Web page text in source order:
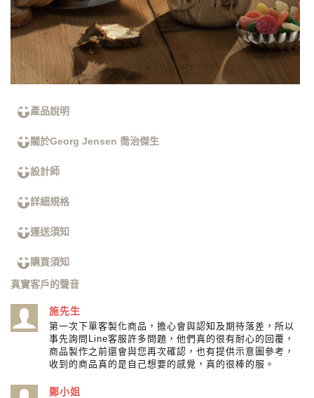
產品說明
關於Georg Jensen 喬治傑生
設計師
詳細規格
運送須知
購買須知
真實客戶的聲音
施先生
第一次下單客製化商品，擔心會與認知及期待落差，所以
事先詢問Line客服許多問題，他們真的很有耐心的回覆，
商品製作之前還會與您再次確認，也有提供示意圖參考，
收到的商品真的是自己想要的感覺，真的很棒的服。
鄭小姐